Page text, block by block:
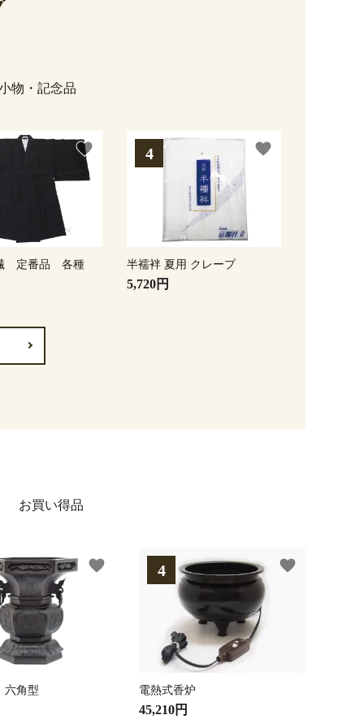
物・記念品
定番品 各種
favorite
半襦袢 夏用 クレープ
5,720円
favorite
お買い得品
角型
favorite
電熱式香炉
45,210円
favorite